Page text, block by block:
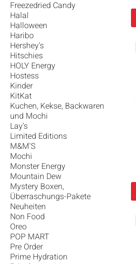
Freezedried Candy
Halal
Halloween
Haribo
Hershey's
Hitschies
HOLY Energy
Hostess
Kinder
KitKat
Kuchen, Kekse, Backwaren
und Mochi
Lay's
Limited Editions
M&M'S
Mochi
Monster Energy
Mountain Dew
Mystery Boxen,
Überraschungs-Pakete
Neuheiten
Non Food
Oreo
POP MART
Pre Order
Prime Hydration